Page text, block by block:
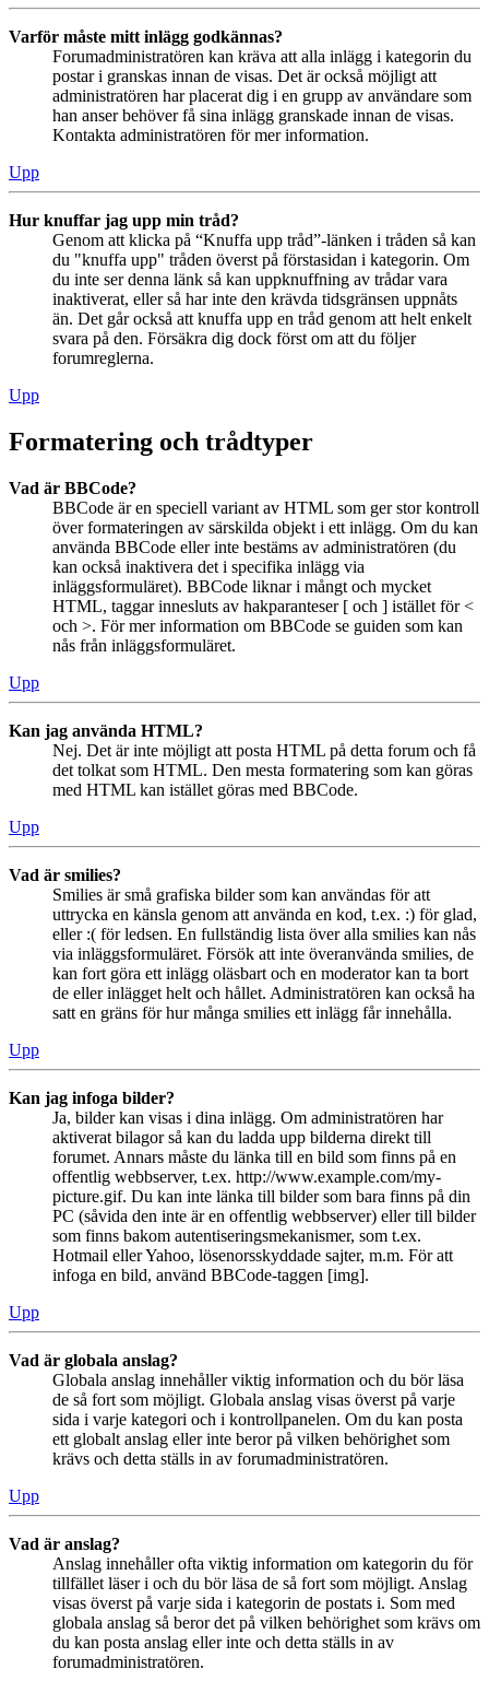
Varför måste mitt inlägg godkännas?
Forumadministratören kan kräva att alla inlägg i kategorin du
postar i granskas innan de visas. Det är också möjligt att
administratören har placerat dig i en grupp av användare som
han anser behöver få sina inlägg granskade innan de visas.
Kontakta administratören för mer information.
Upp
Hur knuffar jag upp min tråd?
Genom att klicka på “Knuffa upp tråd”-länken i tråden så kan
du "knuffa upp" tråden överst på förstasidan i kategorin. Om
du inte ser denna länk så kan uppknuffning av trådar vara
inaktiverat, eller så har inte den krävda tidsgränsen uppnåts
än. Det går också att knuffa upp en tråd genom att helt enkelt
svara på den. Försäkra dig dock först om att du följer
forumreglerna.
Upp
Formatering och trådtyper
Vad är BBCode?
BBCode är en speciell variant av HTML som ger stor kontroll
över formateringen av särskilda objekt i ett inlägg. Om du kan
använda BBCode eller inte bestäms av administratören (du
kan också inaktivera det i specifika inlägg via
inläggsformuläret). BBCode liknar i mångt och mycket
HTML, taggar innesluts av hakparanteser [ och ] istället för <
och >. För mer information om BBCode se guiden som kan
nås från inläggsformuläret.
Upp
Kan jag använda HTML?
Nej. Det är inte möjligt att posta HTML på detta forum och få
det tolkat som HTML. Den mesta formatering som kan göras
med HTML kan istället göras med BBCode.
Upp
Vad är smilies?
Smilies är små grafiska bilder som kan användas för att
uttrycka en känsla genom att använda en kod, t.ex. :) för glad,
eller :( för ledsen. En fullständig lista över alla smilies kan nås
via inläggsformuläret. Försök att inte överanvända smilies, de
kan fort göra ett inlägg oläsbart och en moderator kan ta bort
de eller inlägget helt och hållet. Administratören kan också ha
satt en gräns för hur många smilies ett inlägg får innehålla.
Upp
Kan jag infoga bilder?
Ja, bilder kan visas i dina inlägg. Om administratören har
aktiverat bilagor så kan du ladda upp bilderna direkt till
forumet. Annars måste du länka till en bild som finns på en
offentlig webbserver, t.ex. http://www.example.com/my-
picture.gif. Du kan inte länka till bilder som bara finns på din
PC (såvida den inte är en offentlig webbserver) eller till bilder
som finns bakom autentiseringsmekanismer, som t.ex.
Hotmail eller Yahoo, lösenorsskyddade sajter, m.m. För att
infoga en bild, använd BBCode-taggen [img].
Upp
Vad är globala anslag?
Globala anslag innehåller viktig information och du bör läsa
de så fort som möjligt. Globala anslag visas överst på varje
sida i varje kategori och i kontrollpanelen. Om du kan posta
ett globalt anslag eller inte beror på vilken behörighet som
krävs och detta ställs in av forumadministratören.
Upp
Vad är anslag?
Anslag innehåller ofta viktig information om kategorin du för
tillfället läser i och du bör läsa de så fort som möjligt. Anslag
visas överst på varje sida i kategorin de postats i. Som med
globala anslag så beror det på vilken behörighet som krävs om
du kan posta anslag eller inte och detta ställs in av
forumadministratören.